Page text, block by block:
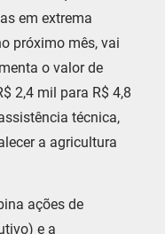
em extrema
próximo mês, vai
o valor de
2,4 mil para R$ 4,8
técnica,
a agricultura
ações de
e a